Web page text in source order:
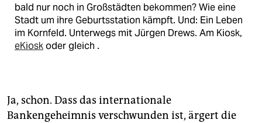
bald nur noch in Großstädten bekommen? Wie eine
Stadt um ihre Geburtsstation kämpft. Und: Ein Leben
im Kornfeld. Unterwegs mit Jürgen Drews. Am Kiosk,
eKioskoder gleich .
Ja, schon. Dass das internationale
Bankengeheimnis verschwunden ist, ärgert die